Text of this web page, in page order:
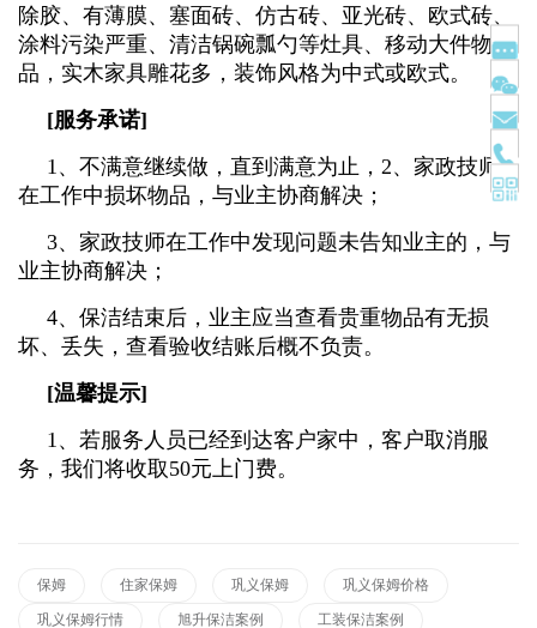
除胶、有薄膜、塞面砖、仿古砖、亚光砖、欧式砖、
涂料污染严重、清洁锅碗瓢勺等灶具、移动大件物
品，实木家具雕花多，装饰风格为中式或欧式。
[服务承诺]
1、不满意继续做，直到满意为止，2、家政技师
在工作中损坏物品，与业主协商解决；
3、家政技师在工作中发现问题未告知业主的，与
业主协商解决；
4、保洁结束后，业主应当查看贵重物品有无损
坏、丢失，查看验收结账后概不负责。
[温馨提示]
1、若服务人员已经到达客户家中，客户取消服
务，我们将收取50元上门费。
保姆 住家保姆 巩义保姆 巩义保姆价格
巩义保姆行情 旭升保洁案例 工装保洁案例